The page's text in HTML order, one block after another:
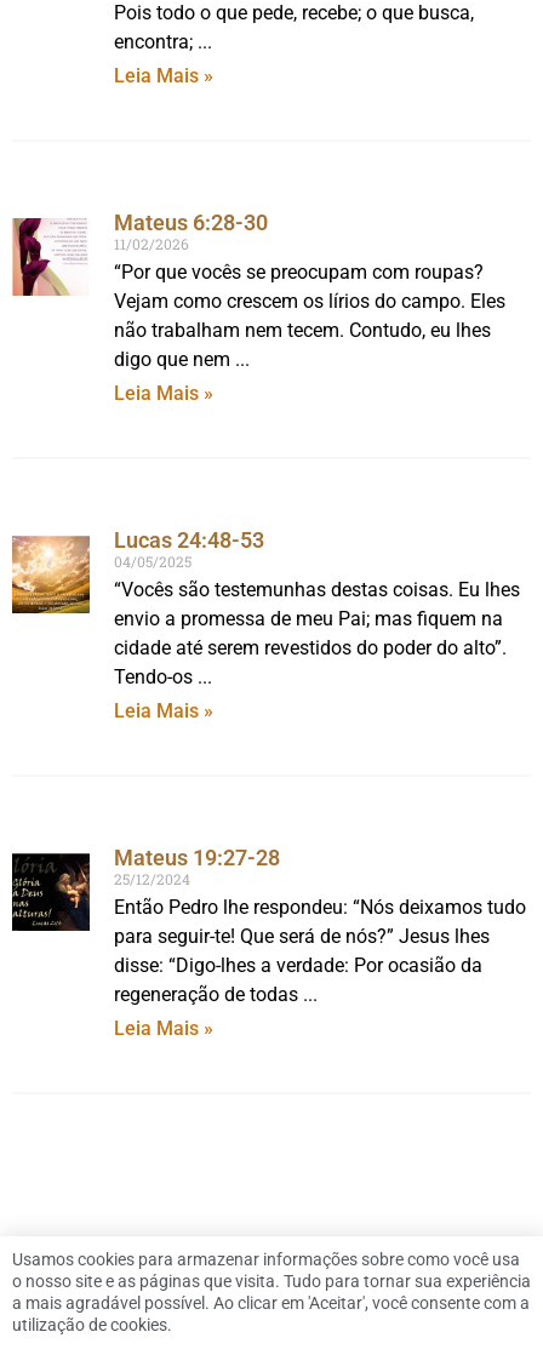
Pois todo o que pede, recebe; o que busca,
encontra;
Leia Mais »
Mateus 6:28-30
11/02/2026
“Por que vocês se preocupam com roupas?
Vejam como crescem os lírios do campo. Eles
não trabalham nem tecem. Contudo, eu lhes
digo que nem
Leia Mais »
Lucas 24:48-53
04/05/2025
“Vocês são testemunhas destas coisas. Eu lhes
envio a promessa de meu Pai; mas fiquem na
cidade até serem revestidos do poder do alto”.
Tendo-os
Leia Mais »
Mateus 19:27-28
25/12/2024
Então Pedro lhe respondeu: “Nós deixamos tudo
para seguir-te! Que será de nós?” Jesus lhes
disse: “Digo-lhes a verdade: Por ocasião da
regeneração de todas
Leia Mais »
© 2026 Dennis Downing |
Usamos cookies para armazenar informações sobre como você usa
o nosso site e as páginas que visita. Tudo para tornar sua experiência
a mais agradável possível. Ao clicar em 'Aceitar', você consente com a
utilização de cookies.